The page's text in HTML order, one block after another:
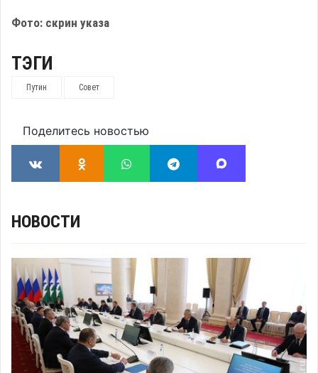
Фото: скрин указа
ТЭГИ
Путин Совет
Поделитесь новостью
НОВОСТИ